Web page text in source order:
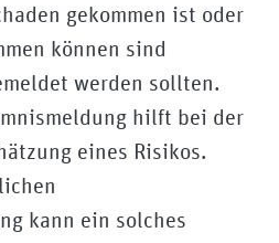
gekommen ist oder
können sind
werden sollten.
hilft bei der
eines Risikos.
kann ein solches